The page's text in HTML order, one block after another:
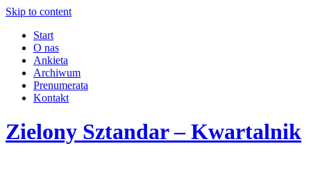
Skip to content
Start
O nas
Ankieta
Archiwum
Prenumerata
Kontakt
Zielony Sztandar – Kwartalnik